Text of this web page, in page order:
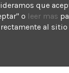
que
o leer mas
al sitio